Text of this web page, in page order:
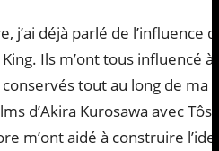
j’ai déjà parlé de l’influence
Ils m’ont tous influencé
tout au long de ma
d’Akira Kurosawa avec
m’ont aidé à construire